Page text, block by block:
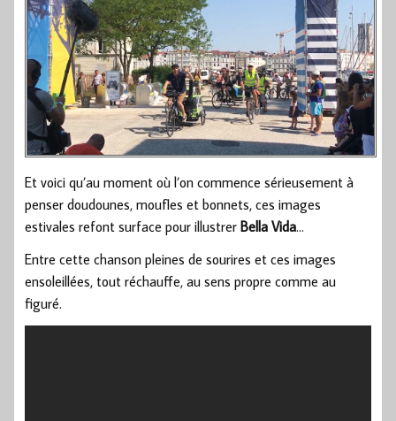
Et voici qu’au moment où l’on commence sérieusement à
penser doudounes, moufles et bonnets, ces images
estivales refont surface pour illustrer Bella Vida…
Entre cette chanson pleines de sourires et ces images
ensoleillées, tout réchauffe, au sens propre comme au
figuré.